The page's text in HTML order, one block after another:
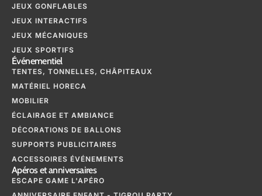
JEUX GONFLABLES
JEUX INTERACTIFS
JEUX MÉCANIQUES
JEUX SPORTIFS
Événementiel
TENTES, TONNELLES, CHÂPITEAUX
MATÉRIEL HORECA
MOBILIER
ÉCLAIRAGE ET AMBIANCE
DÉCORATIONS DE BALLONS
SUPPORTS PUBLICITAIRES
ACCESSOIRES ÉVÉNEMENTS
Apéros et anniversaires
ESCAPE GAME L'APÉRO